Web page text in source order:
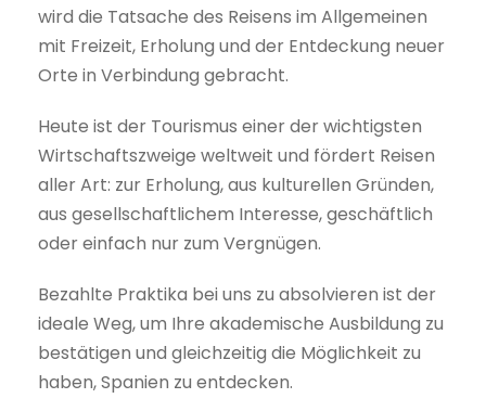
wird die Tatsache des Reisens im Allgemeinen
mit Freizeit, Erholung und der Entdeckung neuer
Orte in Verbindung gebracht.
Heute ist der Tourismus einer der wichtigsten
Wirtschaftszweige weltweit und fördert Reisen
aller Art: zur Erholung, aus kulturellen Gründen,
aus gesellschaftlichem Interesse, geschäftlich
oder einfach nur zum Vergnügen.
Bezahlte Praktika bei uns zu absolvieren ist der
ideale Weg, um Ihre akademische Ausbildung zu
bestätigen und gleichzeitig die Möglichkeit zu
haben, Spanien zu entdecken.